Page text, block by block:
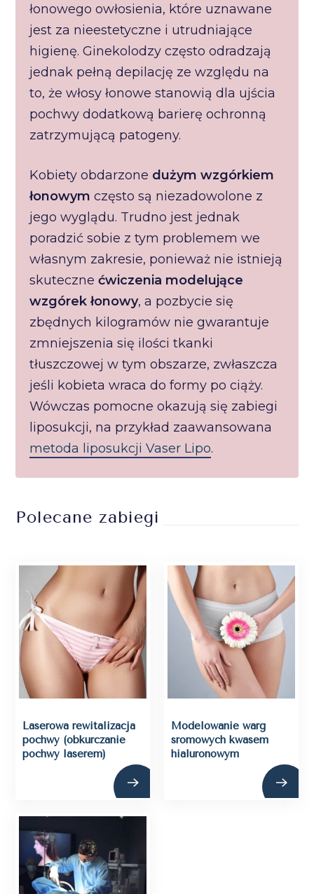
łonowego owłosienia, które uznawane
jest za nieestetyczne i utrudniające
higienę. Ginekolodzy często odradzają
jednak pełną depilację ze względu na
to, że włosy łonowe stanowią dla ujścia
pochwy dodatkową barierę ochronną
zatrzymującą patogeny.
Kobiety obdarzone dużym wzgórkiem
łonowym często są niezadowolone z
jego wyglądu. Trudno jest jednak
poradzić sobie z tym problemem we
własnym zakresie, ponieważ nie istnieją
skutecznećwiczenia modelujące
wzgórek łonowy, a pozbycie się
zbędnych kilogramów nie gwarantuje
zmniejszenia się ilości tkanki
tłuszczowej w tym obszarze, zwłaszcza
jeśli kobieta wraca do formy po ciąży.
Wówczas pomocne okazują się zabiegi
liposukcji, na przykład zaawansowana
metoda liposukcji Vaser Lipo.
Polecane zabiegi
Laserowa rewitalizacja
pochwy (obkurczanie
pochwy laserem)
Modelowanie warg
sromowych kwasem
hialuronowym